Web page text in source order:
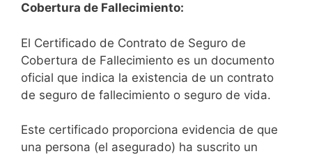
Cobertura de Fallecimiento:
El Certificado de Contrato de Seguro de
Cobertura de Fallecimiento es un documento
oficial que indica la existencia de un contrato
de seguro de fallecimiento o seguro de vida.
Este certificado proporciona evidencia de que
una persona (el asegurado) ha suscrito un